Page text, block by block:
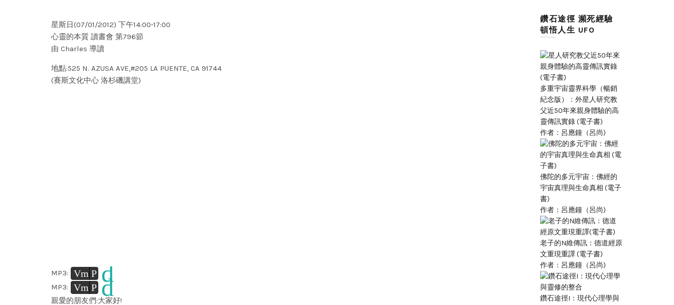
星斯日(07/01/2012) 下午14:00-17:00
心靈的本質 讀書會 第796節
由 Charles 導讀
地點:525 N. AZUSA AVE,#205 LA PUENTE, CA 91744
(賽斯文化中心 洛杉磯講堂)
MP3: Vm P d
MP3: Vm P d
親愛的朋友們:大家好!
鑽石途徑 瀕死經驗
頓悟人生 UFO
多重宇宙靈界科學（暢銷
紀念版）：外星人研究教
父近50年來親身體驗的高
靈傳訊實錄 (電子書)
作者：呂應鐘（呂尚)
佛陀的多元宇宙：佛經的
宇宙真理與生命真相 (電子
書)
作者：呂應鐘（呂尚)
老子的N維傳訊：德道經原
文重現重譯 (電子書)
作者：呂應鐘（呂尚)
鑽石途徑I：現代心理學與